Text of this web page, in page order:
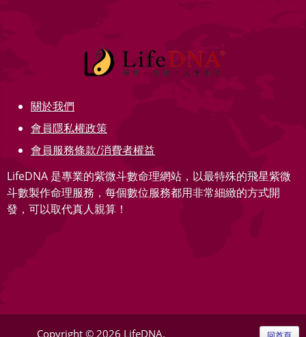
關於我們
會員隱私權政策
會員服務條款/消費者權益
LifeDNA 是專業的紫微斗數命理網站，以最特殊的飛星紫微
斗數製作命理服務，每個數位服務都用非常細緻的方式開
發，可以取代真人親算！
Copyright © 2026 LifeDNA.